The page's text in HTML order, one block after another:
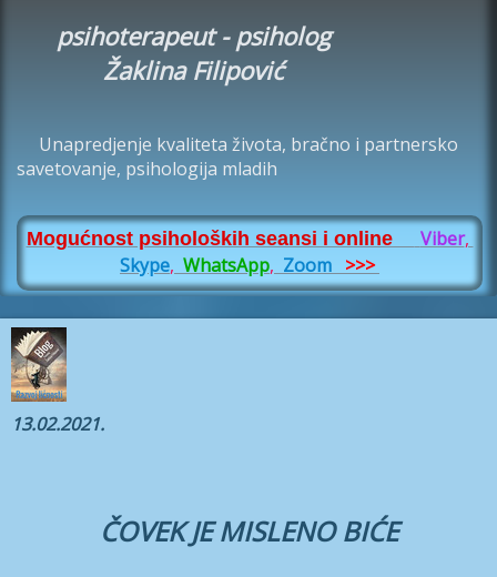
psihoterapeut - psiholog
Žaklina Filipović
Unapredjenje kvaliteta života, bračno i partnersko
savetovanje, psihologija mladih
Mogućnost psiholoških seansi i online Viber,
Skype, WhatsApp, Zoom >>>
13.02.2021.
ČOVEK JE MISLENO BIĆE